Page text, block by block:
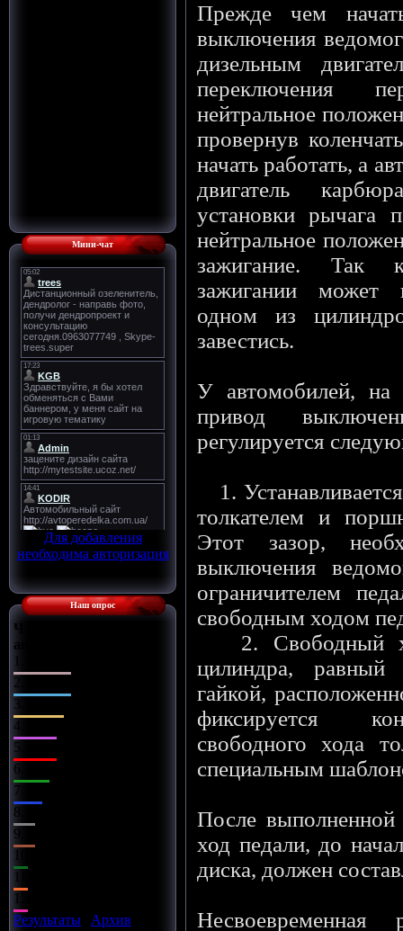
Мини-чат
Для добавления
необходима авторизация
Наш опрос
Что Вы сделаете с
автомобилем?
2.
3.
4.
5.
6.
7.
8.
9.
Результаты
Архив
Прежде чем
выключения
дизельным
переключения
нейтральное
провернув
начать работать, а
двигатель
установки рычага
нейтральное
зажигание. Так
зажигании может
одном из
завестись.
У автомобилей,
привод
регулируется
1.
толкателем и
Этот зазор,
выключения
ограничителем
свободным ходом
2. Свободный
цилиндра,
гайкой,
фиксируется
свободного хода
специальным
После выполненной
ход педали, до
диска, должен
Несвоевременная